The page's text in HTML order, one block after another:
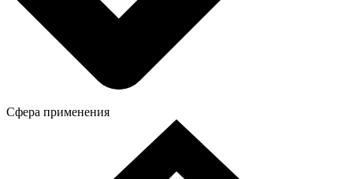
Сфера применения